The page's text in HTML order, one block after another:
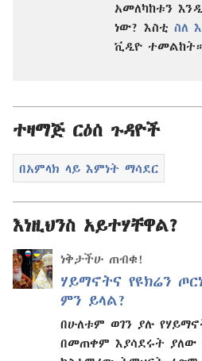
አመለካከቱን
ነው? እስቲ ስለ
ቪዲዮ ተመልከት።
ተዛማጅ ርዕሰ ጉዳዮች
በአምላክ ላይ እምነት ማሳደር
እነዚህንስ አይተሃቸዋል?
ነቅታችሁ ጠብቁ!
ሃይማኖትና የዩክሬን
ምን ይላል?
በሁለቱም ወገን ያሉ
በመጠቀም እያሳደሩት ያለው